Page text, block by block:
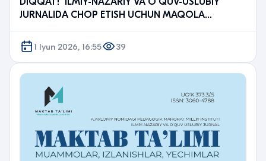
JURNALIDA CHOP ETISH UCHUN MAQOLA
1 Iyun 2026, 16:55
39